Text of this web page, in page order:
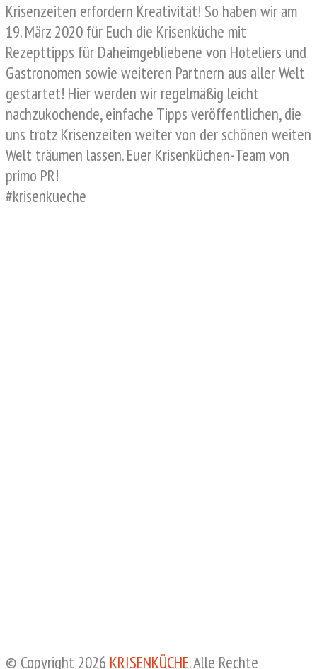
Krisenzeiten erfordern Kreativität! So haben wir am
19. März 2020 für Euch die Krisenküche mit
Rezepttipps für Daheimgebliebene von Hoteliers und
Gastronomen sowie weiteren Partnern aus aller Welt
gestartet! Hier werden wir regelmäßig leicht
nachzukochende, einfache Tipps veröffentlichen, die
uns trotz Krisenzeiten weiter von der schönen weiten
Welt träumen lassen. Euer Krisenküchen-Team von
primo PR!
#krisenkueche
© Copyright 2026 KRISENKÜCHE. Alle Rechte